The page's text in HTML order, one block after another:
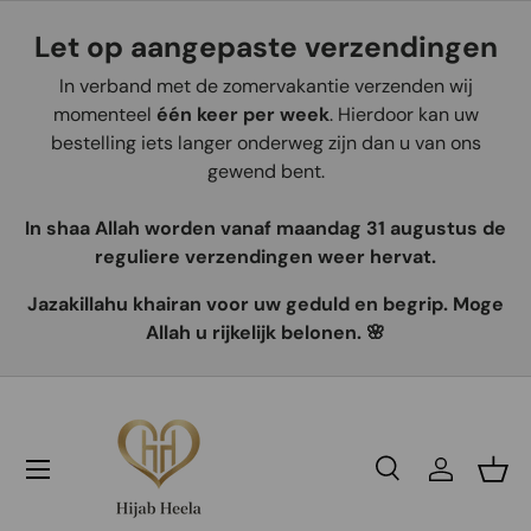
Aller au contenu
Let op aangepaste verzendingen
In verband met de zomervakantie verzenden wij
momenteel één keer per week. Hierdoor kan uw
bestelling iets langer onderweg zijn dan u van ons
gewend bent.
In shaa Allah worden vanaf maandag 31 augustus de
reguliere verzendingen weer hervat.
Jazakillahu khairan voor uw geduld en begrip. Moge
Allah u rijkelijk belonen. 🌸
Recherche
Se